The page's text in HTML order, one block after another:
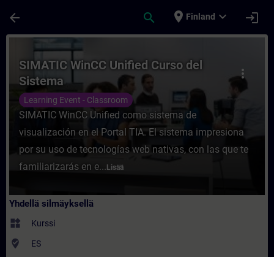
arrow_back search place Finland expand_more login
Kurssi - SIMATIC WinCC Unified Curso
more_vert
SIMATIC WinCC Unified Curso del
Sistema
Learning Event - Classroom
SIMATIC WinCC Unified como sistema de
visualización en el Portal TIA. El sistema impresiona
por su uso de tecnologías web nativas, con las que te
familiarizarás en e... Lisää
Yhdellä silmäyksellä
widgets Kurssi
where_to_vote ES